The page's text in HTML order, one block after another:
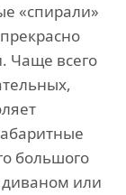
«спирали»
Чаще всего
большого
диваном или